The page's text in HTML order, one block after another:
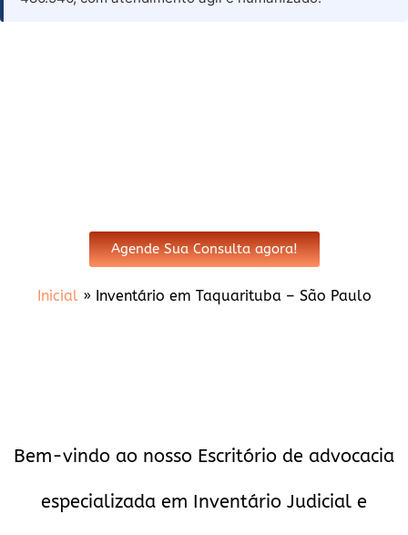
Agende Sua Consulta agora!
Inicial» Inventário em Taquarituba – São Paulo
Bem-vindo ao nosso Escritório de advocacia
especializada em Inventário Judicial e